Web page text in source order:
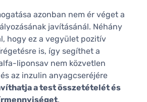
azonban nem ér véget a
javításánál. Néhány
hogy ez a vegyület pozitív
is, így segíthet a
liponsav nem közvetlen
és az inzulin anyagcseréjére
a test összetételét és
.